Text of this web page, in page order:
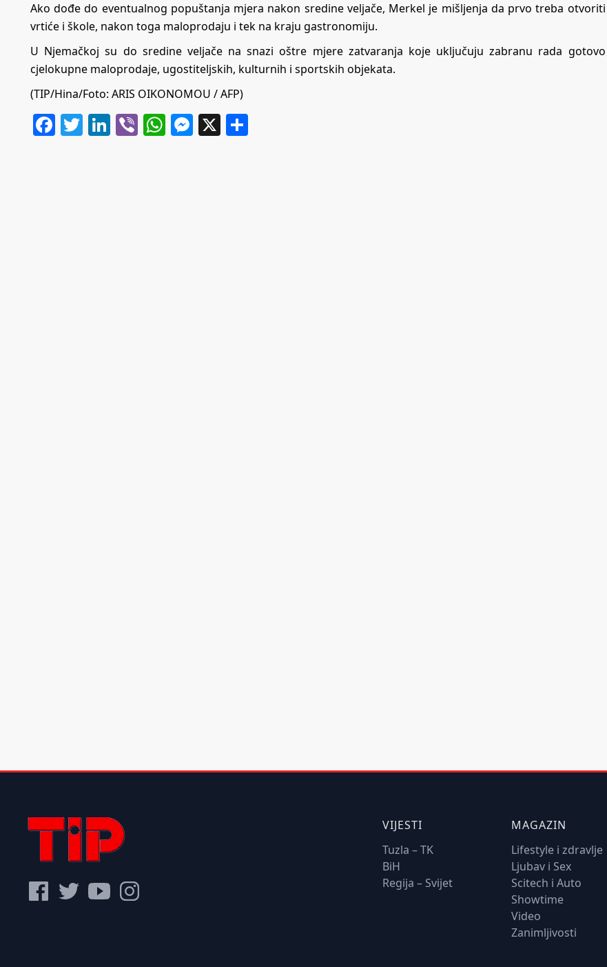
Ako dođe do eventualnog popuštanja mjera nakon sredine veljače, Merkel je mišljenja da prvo treba otvoriti
vrtiće i škole, nakon toga maloprodaju i tek na kraju gastronomiju.
U Njemačkoj su do sredine veljače na snazi oštre mjere zatvaranja koje uključuju zabranu rada gotovo
cjelokupne maloprodaje, ugostiteljskih, kulturnih i sportskih objekata.
(TIP/Hina/Foto: ARIS OIKONOMOU / AFP)
Facebook
Twitter
LinkedIn
ViberWhatsApp
Messenger
X
VIJESTI
Tuzla – TK
BiH
Regija – Svijet
MAGAZIN
Lifestyle i zdravlje
Ljubav i Sex
Scitech i Auto
Showtime
Video
Zanimljivosti